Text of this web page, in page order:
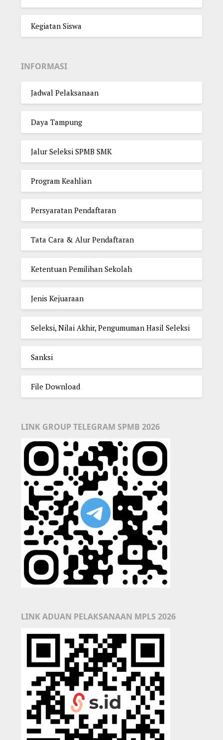
Kegiatan Siswa
INFORMASI
Jadwal Pelaksanaan
Daya Tampung
Jalur Seleksi SPMB SMK
Program Keahlian
Persyaratan Pendaftaran
Tata Cara & Alur Pendaftaran
Ketentuan Pemilihan Sekolah
Jenis Kejuaraan
Seleksi, Nilai Akhir, Pengumuman Hasil Seleksi
Sanksi
File Download
LINK GROUP TELEGRAM SPMB 2026
LINK ADUAN PELAKSANAAN MPLS 2026